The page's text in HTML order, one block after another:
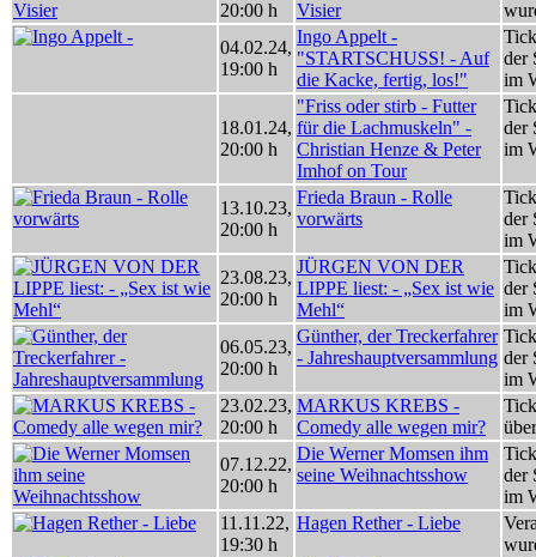
20:00 h Visier
04.02.24,
19:00 h
Ingo Appelt -
"STARTSCHUSS! - Auf
die Kacke, fertig, los!"
der
im
18.01.24,
20:00 h
"Friss oder stirb - Futter
für die Lachmuskeln" -
Christian Henze & Peter
Imhof on Tour
der
im
13.10.23,
20:00 h
Frieda Braun - Rolle
vorwärts
der
im
23.08.23,
20:00 h
JÜRGEN VON DER
LIPPE liest: - „Sex ist wie
Mehl“
der
im
06.05.23,
20:00 h
Günther, der Treckerfahrer
- Jahreshauptversammlung der
im
23.02.23,
20:00 h
MARKUS KREBS -
Comedy alle wegen mir?
07.12.22,
20:00 h
Die Werner Momsen ihm
seine Weihnachtsshow
der
im
11.11.22,
19:30 h
Hagen Rether - Liebe